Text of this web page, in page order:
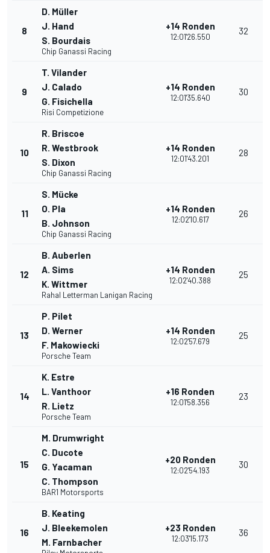
8
D. Müller
J. Hand
S. Bourdais
Chip Ganassi Racing
+14 Ronden
12:01'26.550
32
9
T. Vilander
J. Calado
G. Fisichella
Risi Competizione
+14 Ronden
12:01'35.640
30
10
R. Briscoe
R. Westbrook
S. Dixon
Chip Ganassi Racing
+14 Ronden
12:01'43.201
28
11
S. Mücke
O. Pla
B. Johnson
Chip Ganassi Racing
+14 Ronden
12:02'10.617
26
12
B. Auberlen
A. Sims
K. Wittmer
Rahal Letterman Lanigan Racing
+14 Ronden
12:02'40.388
25
13
P. Pilet
D. Werner
F. Makowiecki
Porsche Team
+14 Ronden
12:02'57.679
25
14
K. Estre
L. Vanthoor
R. Lietz
Porsche Team
+16 Ronden
12:01'58.356
23
15
M. Drumwright
C. Ducote
G. Yacaman
C. Thompson
BAR1 Motorsports
+20 Ronden
12:02'54.193
30
16
B. Keating
J. Bleekemolen
M. Farnbacher
+23 Ronden
12:03'15.173
36